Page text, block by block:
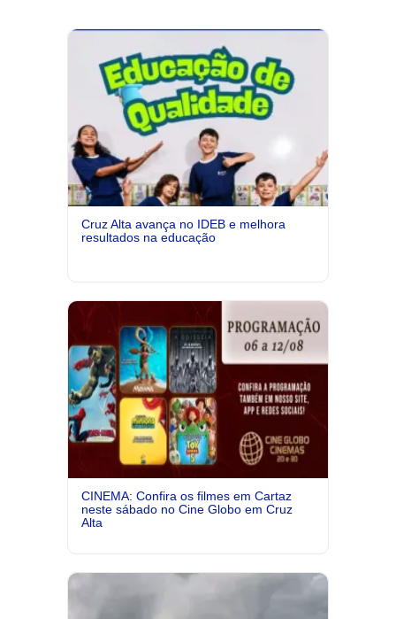
Cruz Alta avança no IDEB e melhora
resultados na educação
CINEMA: Confira os filmes em Cartaz
neste sábado no Cine Globo em Cruz
Alta